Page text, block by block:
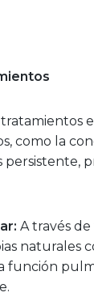
como la
persistente,
A través
naturales
función